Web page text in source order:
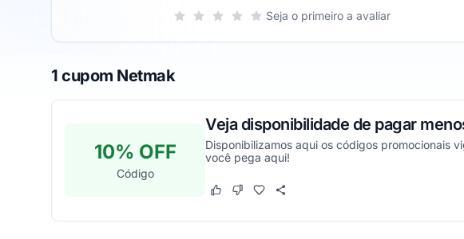
peças próprias.
Sua nota para Netmak, de 1 a 5 estrelas
5 estrelas
4 estrelas
3 estrelas
2 estrelas
1 estrela Seja o primeiro a avaliar
1 cupom Netmak
10% OFF
Código
Veja disponibilidade de pagar
Disponibilizamos aqui os códigos promocionais
você pega aqui!
Este cupom funcionou
Este cupom não funcionou